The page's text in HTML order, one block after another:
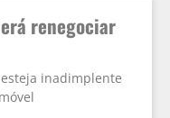
renegociar
inadimplente